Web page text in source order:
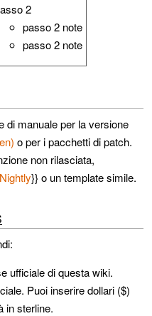
2
passo 2 note
passo 2 note
di manuale per la versione
o per i pacchetti di patch.
non rilasciata,
}} o un template simile.
ufficiale di questa wiki.
Puoi inserire dollari ($)
in sterline.